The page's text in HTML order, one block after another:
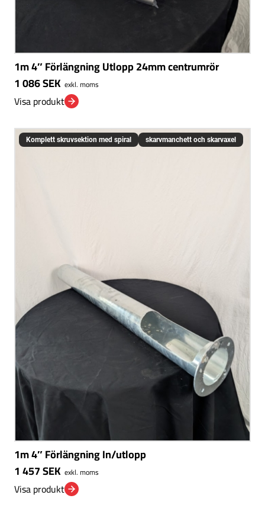
1m 4″ Förlängning Utlopp 24mm centrumrör
1 086SEK exkl. moms
Visa produkt
Komplett skruvsektion med spiral skarvmanchett och skarvaxel
1m 4″ Förlängning In/utlopp
1 457SEK exkl. moms
Visa produkt